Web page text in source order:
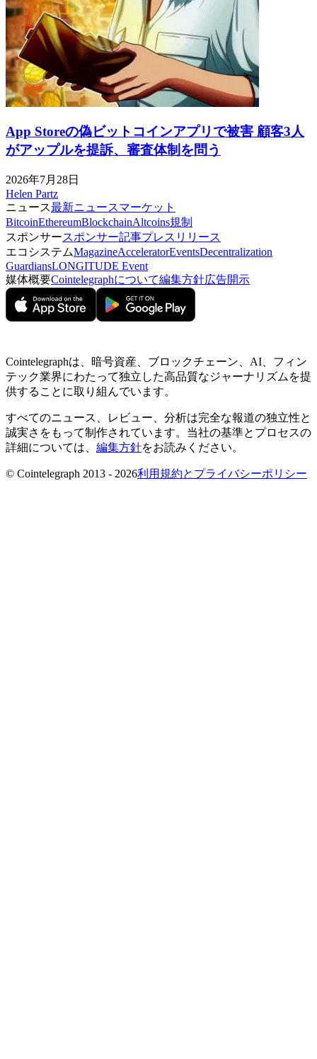
App Storeの偽ビットコインアプリで被害 顧客3人
がアップルを提訴、審査体制を問う
2026年7月28日
Helen Partz
ニュース最新ニュースマーケット
BitcoinEthereumBlockchainAltcoins規制
スポンサースポンサー記事プレスリリース
エコシステムMagazineAcceleratorEventsDecentralization
GuardiansLONGITUDE Event
媒体概要Cointelegraphについて編集方針広告開示
Cointelegraphは、暗号資産、ブロックチェーン、AI、フィン
テック業界にわたって独立した高品質なジャーナリズムを提
供することに取り組んでいます。
すべてのニュース、レビュー、分析は完全な報道の独立性と
誠実さをもって制作されています。当社の基準とプロセスの
詳細については、 編集方針をお読みください。
© Cointelegraph 2013 - 2026利用規約とプライバシーポリシー